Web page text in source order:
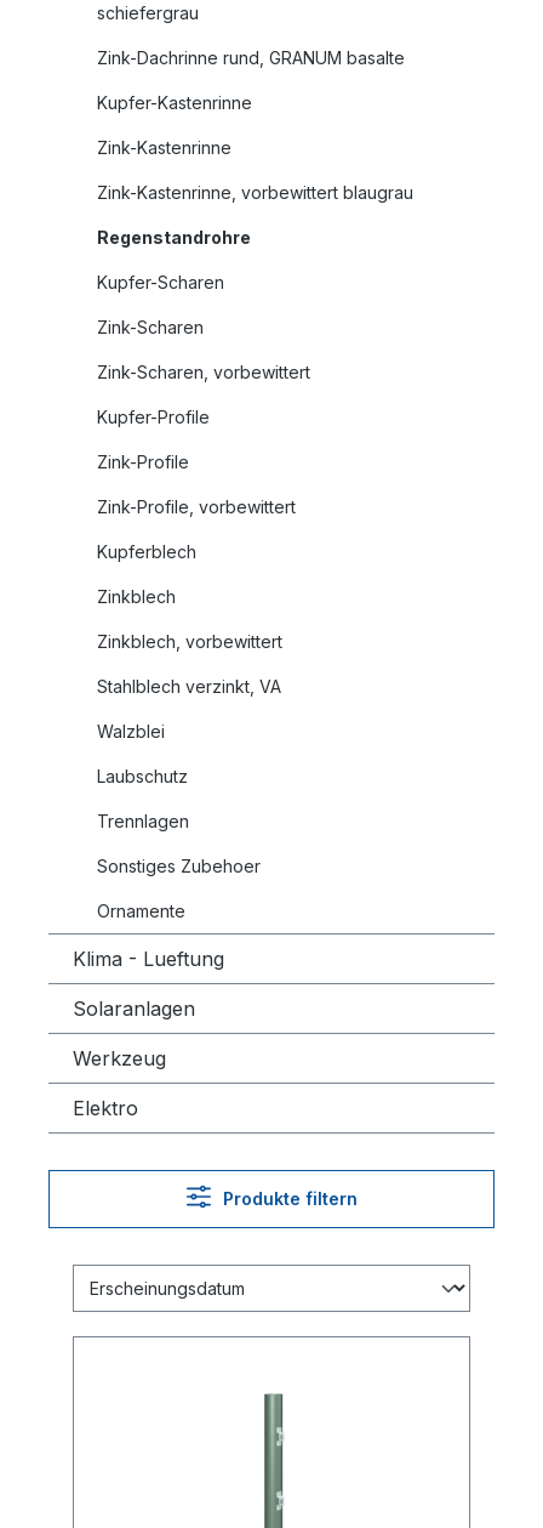
schiefergrau
Zink-Dachrinne rund, GRANUM basalte
Kupfer-Kastenrinne
Zink-Kastenrinne
Zink-Kastenrinne, vorbewittert blaugrau
Regenstandrohre
Kupfer-Scharen
Zink-Scharen
Zink-Scharen, vorbewittert
Kupfer-Profile
Zink-Profile
Zink-Profile, vorbewittert
Kupferblech
Zinkblech
Zinkblech, vorbewittert
Stahlblech verzinkt, VA
Walzblei
Laubschutz
Trennlagen
Sonstiges Zubehoer
Ornamente
Klima - Lueftung
Solaranlagen
Werkzeug
Elektro
Produkte filtern